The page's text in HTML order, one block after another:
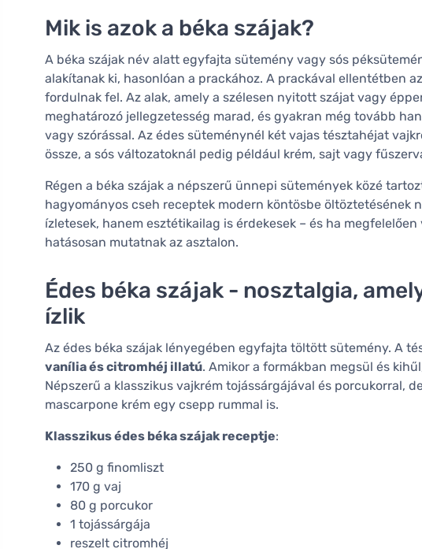
Mik is azok a béka szájak?
A béka szájak név alatt egyfajta sütemény vagy sós
alakítanak ki, hasonlóan a prackához. A prackával ellentétben
fordulnak fel. Az alak, amely a szélesen nyitott szájat vagy
meghatározó jellegzetesség marad, és gyakran még tovább
vagy szórással. Az édes süteménynél két vajas tésztahéjat
össze, a sós változatoknál pedig például krém, sajt vagy
Régen a béka szájak a népszerű ünnepi sütemények közé
hagyományos cseh receptek modern köntösbe öltöztetésének
ízletesek, hanem esztétikailag is érdekesek – és ha
hatásosan mutatnak az asztalon.
Édes béka szájak - nosztalgia,
ízlik
Az édes béka szájak lényegében egyfajta töltött sütemény. A
vanília és citromhéj illatú. Amikor a formákban megsül és
Népszerű a klasszikus vajkrém tojássárgájával és porcukorral,
mascarpone krém egy csepp rummal is.
Klasszikus édes béka szájak receptje:
250 g finomliszt
170 g vaj
80 g porcukor
1 tojássárgája
reszelt citromhéj